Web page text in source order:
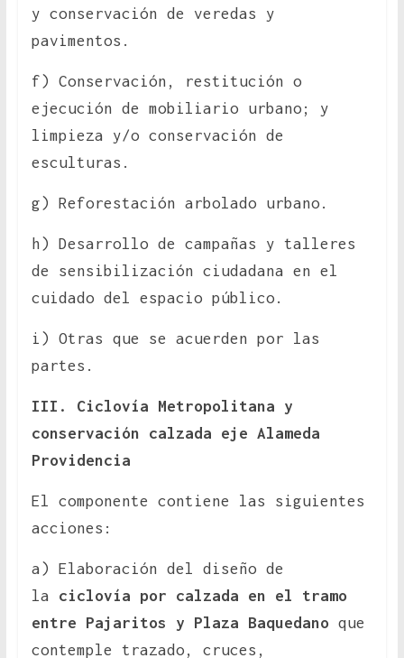
y conservación de veredas y
pavimentos.
f) Conservación, restitución o
ejecución de mobiliario urbano; y
limpieza y/o conservación de
esculturas.
g) Reforestación arbolado urbano.
h) Desarrollo de campañas y talleres
de sensibilización ciudadana en el
cuidado del espacio público.
i) Otras que se acuerden por las
partes.
III. Ciclovía Metropolitana y
conservación calzada eje Alameda
Providencia
El componente contiene las siguientes
acciones:
a) Elaboración del diseño de
la ciclovía por calzada en el tramo
entre Pajaritos y Plaza Baquedano que
contemple trazado, cruces,